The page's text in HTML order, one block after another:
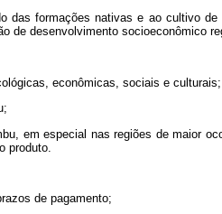
formações nativas e ao cultivo
de desenvolvimento socioeconômico
econômicas, sociais e culturais;
em especial nas regiões de maior
produto.
de pagamento;